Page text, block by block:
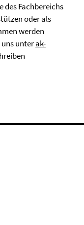
des Fachbereichs
oder als
werden
unterak-